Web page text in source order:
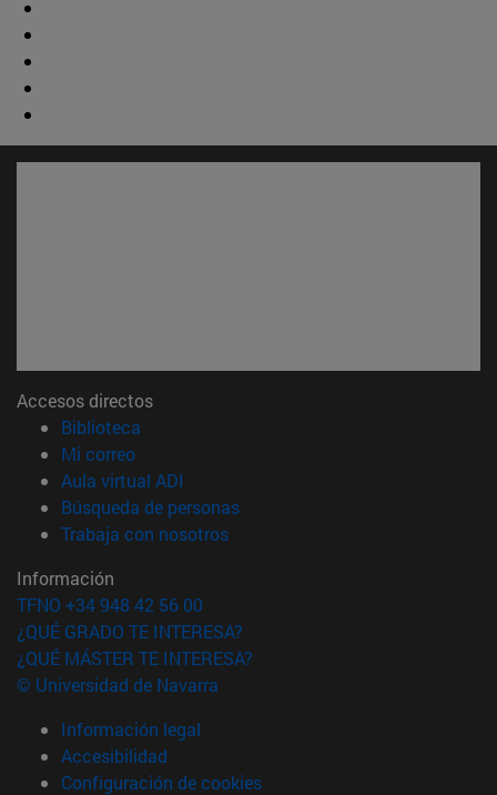
Accesos directos
Biblioteca
Mi correo(abre en nueva ventana)
Aula virtual ADI
Búsqueda de personas(abre en nueva ventana)
Trabaja con nosotros(abre en nueva ventana)
Información
TFNO +34 948 42 56 00
¿QUÉ GRADO TE INTERESA?
¿QUÉ MÁSTER TE INTERESA?
© Universidad de Navarra
Información legal
Accesibilidad
Configuración de cookies